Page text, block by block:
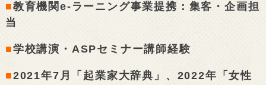
■教育機関e-ラーニング事業提携：集客・企画担
当
■学校講演・ASPセミナー講師経験
■2021年7月「起業家大辞典」、2022年「女性